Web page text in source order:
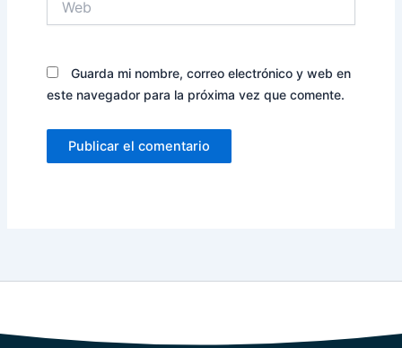
Guarda mi nombre, correo electrónico y web en
este navegador para la próxima vez que comente.